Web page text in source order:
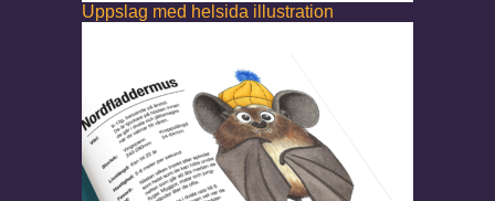
Uppslag med helsida illustration